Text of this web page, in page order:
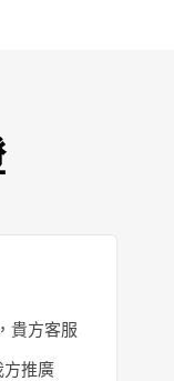
貴方客服
方推廣